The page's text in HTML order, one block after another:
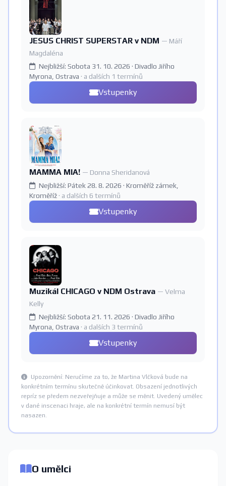
JESUS CHRIST SUPERSTAR v NDM — Máří
Magdaléna
Nejbližší: Sobota 31. 10. 2026 · Divadlo Jiřího
Myrona, Ostrava · a dalších 1 termínů
Vstupenky
MAMMA MIA! — Donna Sheridanová
Nejbližší: Pátek 28. 8. 2026 · Kroměříž zámek,
Kroměříž · a dalších 6 termínů
Vstupenky
Muzikál CHICAGO v NDM Ostrava — Velma
Kelly
Nejbližší: Sobota 21. 11. 2026 · Divadlo Jiřího
Myrona, Ostrava · a dalších 3 termínů
Vstupenky
Upozornění: Neručíme za to, že Martina Vlčková bude na
konkrétním termínu skutečně účinkovat. Obsazení jednotlivých
repríz se předem nezveřejňuje a může se měnit. Uvedený umělec
v dané inscenaci hraje, ale na konkrétní termín nemusí být
nasazen.
O umělci